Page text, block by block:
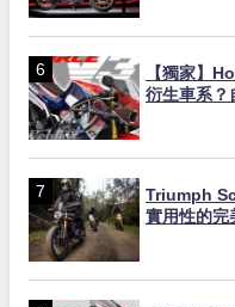
【獨家】
衍生車系？
Triumph
實用性的完